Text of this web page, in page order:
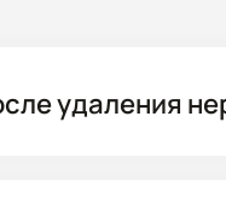
удаления